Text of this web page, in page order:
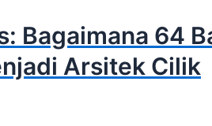
Bagaimana 64
Arsitek Cilik